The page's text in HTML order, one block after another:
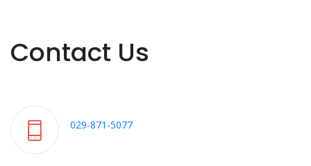
Contact Us
029-871-5077